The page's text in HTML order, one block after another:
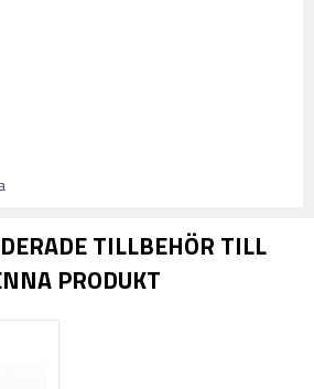
TILLBEHÖR TILL
PRODUKT